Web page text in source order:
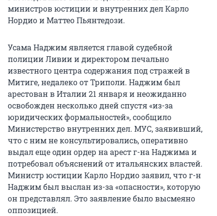
министров юстиции и внутренних дел Карло
Нордио и Маттео Пьянтедози.
Усама Наджим является главой судебной
полиции Ливии и директором печально
известного центра содержания под стражей в
Митиге, недалеко от Триполи. Наджим был
арестован в Италии 21 января и неожиданно
освобожден несколько дней спустя «из-за
юридических формальностей», сообщило
Министерство внутренних дел. МУС, заявивший,
что с ним не консультировались, оперативно
выдал еще один ордер на арест г-на Наджима и
потребовал объяснений от итальянских властей.
Министр юстиции Карло Нордио заявил, что г-н
Наджим был выслан из-за «опасности», которую
он представлял. Это заявление было высмеяно
оппозицией.